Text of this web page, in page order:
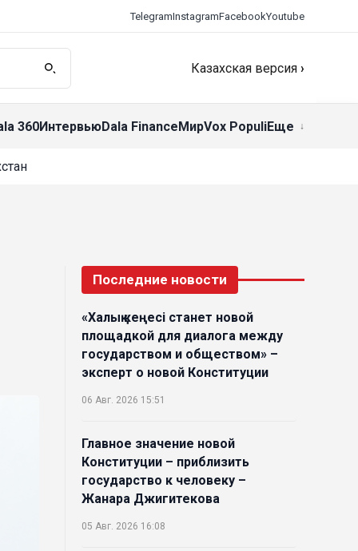
TelegramInstagramFacebookYoutube
Казахская версия ›
360ИнтервьюDala FinanceМирVox PopuliЕще
Последние новости
«Халық кеңесі станет новой
площадкой для диалога между
государством и обществом» –
эксперт о новой Конституции
06 Авг. 2026 15:51
Главное значение новой
Конституции – приблизить
государство к человеку –
Жанара Джигитекова
05 Авг. 2026 16:08